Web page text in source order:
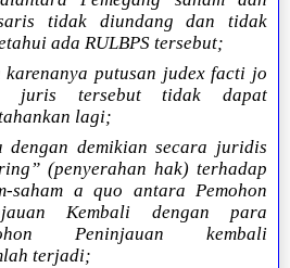
tidak diundang dan tidak
ada RULBPS tersebut;
karenanya putusan judex facti jo
juris tersebut tidak dapat
lagi;
dengan demikian secara juridis
(penyerahan hak) terhadap
saham a quo antara Pemohon
Kembali dengan para
Peninjauan kembali
terjadi;